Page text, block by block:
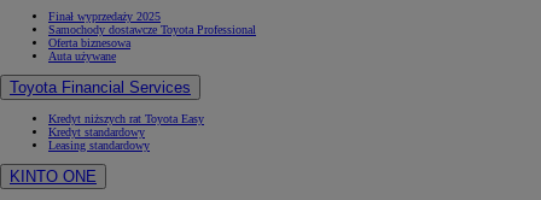
Finał wyprzedaży 2025
Samochody dostawcze Toyota Professional
Oferta biznesowa
Auta używane
Toyota Financial Services
Kredyt niższych rat Toyota Easy
Kredyt standardowy
Leasing standardowy
KINTO ONE